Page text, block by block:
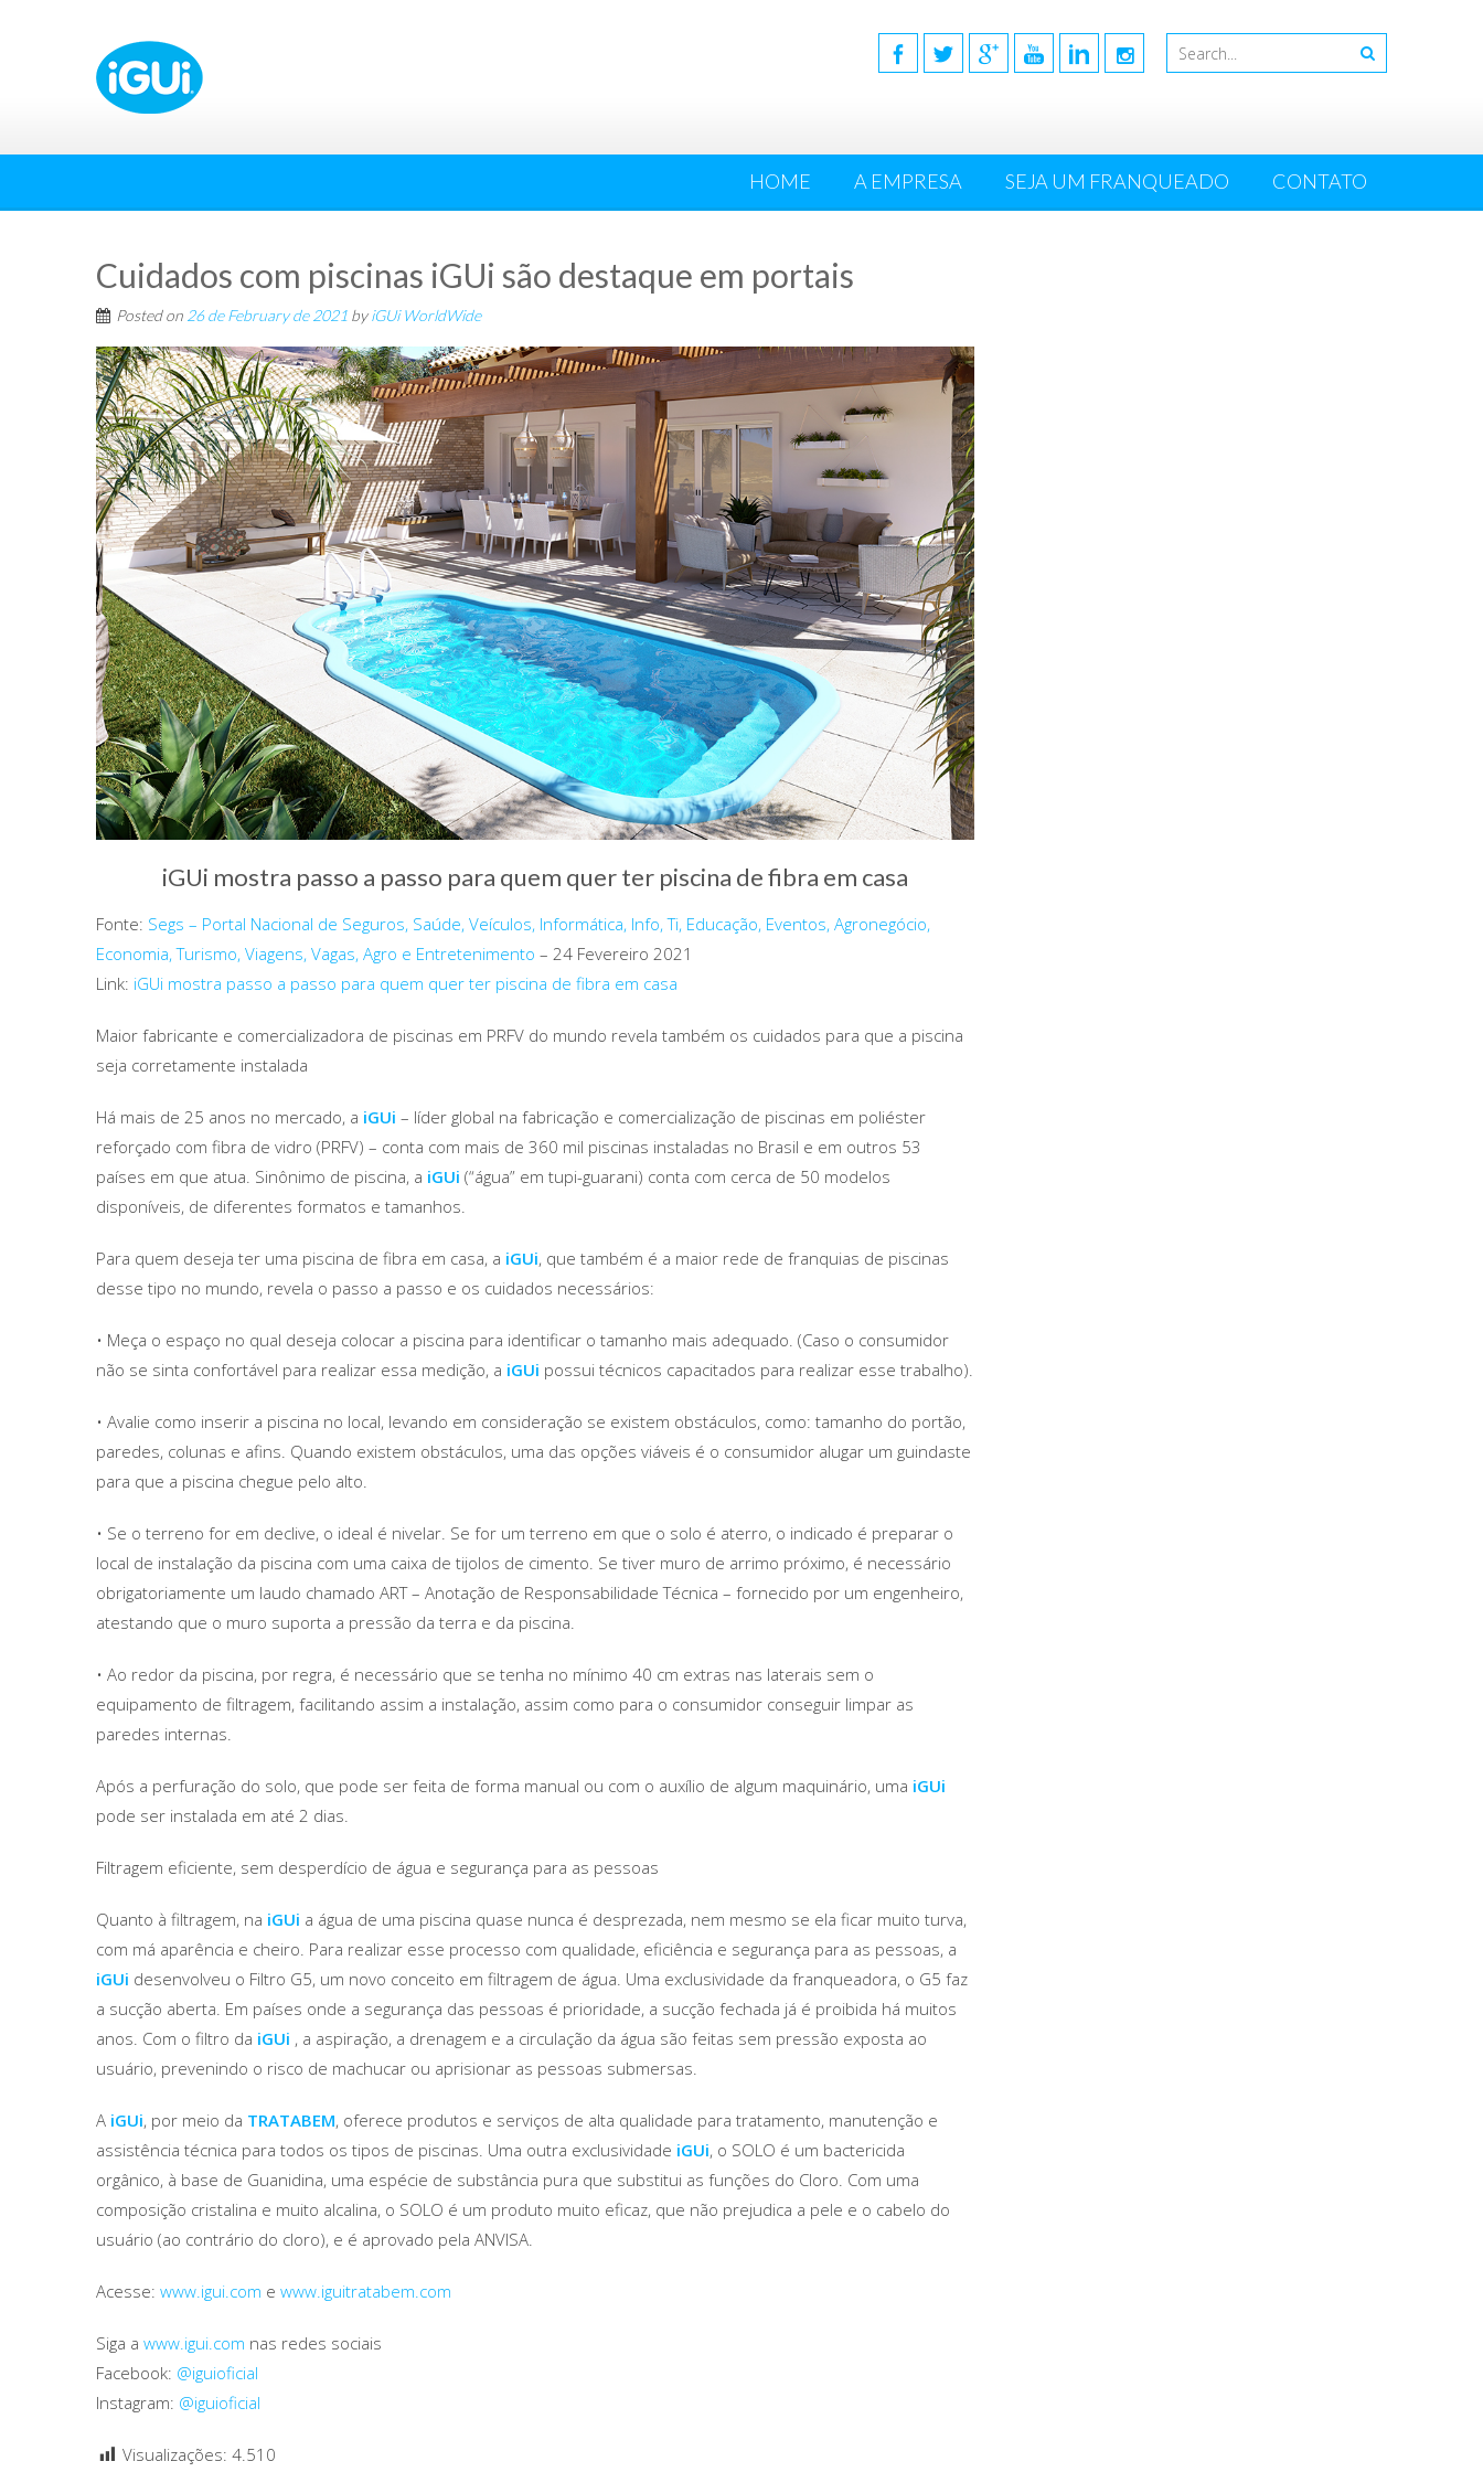
HOME A EMPRESA SEJA UM FRANQUEADO CONTATO
Cuidados com piscinas iGUi são destaque em portais
Posted on 26 de February de 2021 byiGUi WorldWide
iGUi mostra passo a passo para quem quer ter piscina de fibra em casa
Fonte: Segs – Portal Nacional de Seguros, Saúde, Veículos, Informática, Info, Ti, Educação, Eventos, Agronegócio,
Economia, Turismo, Viagens, Vagas, Agro e Entretenimento – 24 Fevereiro 2021
Link: iGUi mostra passo a passo para quem quer ter piscina de fibra em casa
Maior fabricante e comercializadora de piscinas em PRFV do mundo revela também os cuidados para que a piscina
seja corretamente instalada
Há mais de 25 anos no mercado, a iGUi – líder global na fabricação e comercialização de piscinas em poliéster
reforçado com fibra de vidro (PRFV) – conta com mais de 360 mil piscinas instaladas no Brasil e em outros 53
países em que atua. Sinônimo de piscina, a iGUi (“água” em tupi-guarani) conta com cerca de 50 modelos
disponíveis, de diferentes formatos e tamanhos.
Para quem deseja ter uma piscina de fibra em casa, a iGUi, que também é a maior rede de franquias de piscinas
desse tipo no mundo, revela o passo a passo e os cuidados necessários:
• Meça o espaço no qual deseja colocar a piscina para identificar o tamanho mais adequado. (Caso o consumidor
não se sinta confortável para realizar essa medição, a iGUi possui técnicos capacitados para realizar esse trabalho).
• Avalie como inserir a piscina no local, levando em consideração se existem obstáculos, como: tamanho do portão,
paredes, colunas e afins. Quando existem obstáculos, uma das opções viáveis é o consumidor alugar um guindaste
para que a piscina chegue pelo alto.
• Se o terreno for em declive, o ideal é nivelar. Se for um terreno em que o solo é aterro, o indicado é preparar o
local de instalação da piscina com uma caixa de tijolos de cimento. Se tiver muro de arrimo próximo, é necessário
obrigatoriamente um laudo chamado ART – Anotação de Responsabilidade Técnica – fornecido por um engenheiro,
atestando que o muro suporta a pressão da terra e da piscina.
• Ao redor da piscina, por regra, é necessário que se tenha no mínimo 40 cm extras nas laterais sem o
equipamento de filtragem, facilitando assim a instalação, assim como para o consumidor conseguir limpar as
paredes internas.
Após a perfuração do solo, que pode ser feita de forma manual ou com o auxílio de algum maquinário, uma iGUi
pode ser instalada em até 2 dias.
Filtragem eficiente, sem desperdício de água e segurança para as pessoas
Quanto à filtragem, na iGUi a água de uma piscina quase nunca é desprezada, nem mesmo se ela ficar muito turva,
com má aparência e cheiro. Para realizar esse processo com qualidade, eficiência e segurança para as pessoas, a
iGUi desenvolveu o Filtro G5, um novo conceito em filtragem de água. Uma exclusividade da franqueadora, o G5 faz
a sucção aberta. Em países onde a segurança das pessoas é prioridade, a sucção fechada já é proibida há muitos
anos. Com o filtro da iGUi , a aspiração, a drenagem e a circulação da água são feitas sem pressão exposta ao
usuário, prevenindo o risco de machucar ou aprisionar as pessoas submersas.
A iGUi, por meio da TRATABEM, oferece produtos e serviços de alta qualidade para tratamento, manutenção e
assistência técnica para todos os tipos de piscinas. Uma outra exclusividade iGUi, o SOLO é um bactericida
orgânico, à base de Guanidina, uma espécie de substância pura que substitui as funções do Cloro. Com uma
composição cristalina e muito alcalina, o SOLO é um produto muito eficaz, que não prejudica a pele e o cabelo do
usuário (ao contrário do cloro), e é aprovado pela ANVISA.
Acesse: www.igui.com e www.iguitratabem.com
Siga a www.igui.com nas redes sociais
Facebook: @iguioficial
Instagram: @iguioficial
Visualizações: 4.510